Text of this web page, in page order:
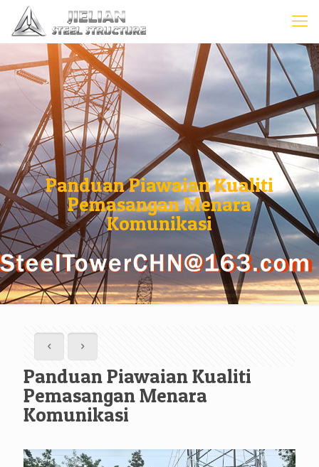
Panduan Piawaian Kualiti
Pemasangan Menara
Komunikasi
Panduan Piawaian Kualiti
Pemasangan Menara
Komunikasi